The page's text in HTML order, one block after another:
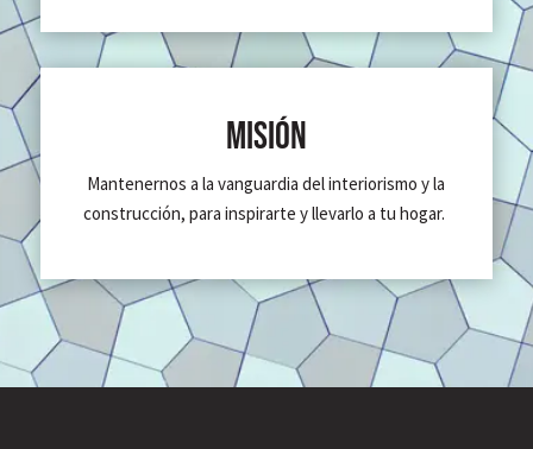
MISIÓN
Mantenernos a la vanguardia del interiorismo y la
construcción, para inspirarte y llevarlo a tu hogar.